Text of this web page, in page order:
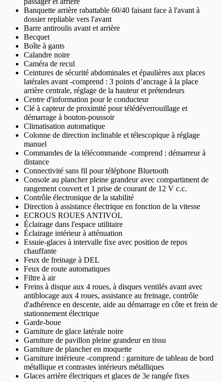
Banquette arrière rabattable 60/40 faisant face à l'avant à
dossier repliable vers l'avant
Barre antiroulis avant et arrière
Becquet
Boîte à gants
Calandre noire
Caméra de recul
Ceintures de sécurité abdominales et épaulières aux places
latérales avant -comprend : 3 points d’ancrage à la place
arrière centrale, réglage de la hauteur et prétendeurs
Centre d'information pour le conducteur
Clé à capteur de proximité pour télédéverrouillage et
démarrage à bouton-poussoir
Climatisation automatique
Colonne de direction inclinable et télescopique à réglage
manuel
Commandes de la télécommande -comprend : démarreur à
distance
Connectivité sans fil pour téléphone Bluetooth
Console au plancher pleine grandeur avec compartiment de
rangement couvert et 1 prise de courant de 12 V c.c.
Contrôle électronique de la stabilité
Direction à assistance électrique en fonction de la vitesse
ECROUS ROUES ANTIVOL
Éclairage dans l'espace utilitaire
Éclairage intérieur à atténuation
Essuie-glaces à intervalle fixe avec position de repos
chauffante
Feux de freinage à DEL
Feux de route automatiques
Filtre à air
Freins à disque aux 4 roues, à disques ventilés avant avec
antiblocage aux 4 roues, assistance au freinage, contrôle
d'adhérence en descente, aide au démarrage en côte et frein de
stationnement électrique
Garde-boue
Garniture de glace latérale noire
Garniture de pavillon pleine grandeur en tissu
Garniture de plancher en moquette
Garniture intérieure -comprend : garniture de tableau de bord
métallique et contrastes intérieurs métalliques
Glaces arrière électriques et glaces de 3e rangée fixes